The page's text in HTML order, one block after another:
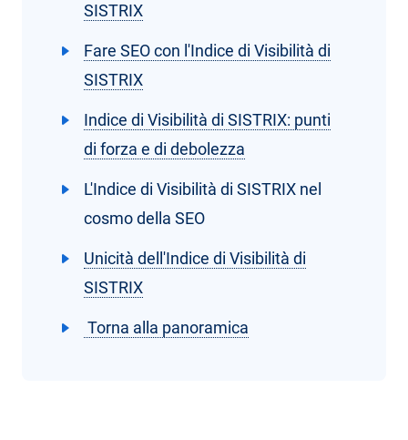
SISTRIX
Fare SEO con l'Indice di Visibilità di
SISTRIX
Indice di Visibilità di SISTRIX: punti
di forza e di debolezza
L'Indice di Visibilità di SISTRIX nel
cosmo della SEO
Unicità dell'Indice di Visibilità di
SISTRIX
Torna alla panoramica